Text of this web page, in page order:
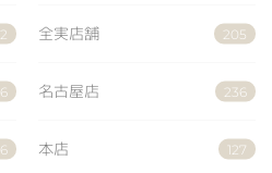
全実店舗 205
名古屋店 236
本店 127